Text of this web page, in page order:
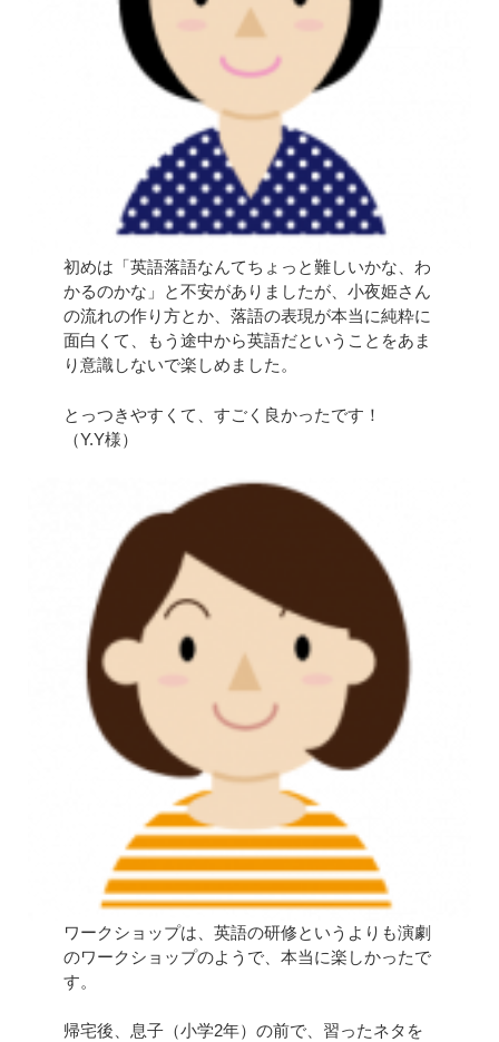
初めは「英語落語なんてちょっと難しいかな、わ
かるのかな」と不安がありましたが、小夜姫さん
の流れの作り方とか、落語の表現が本当に純粋に
面白くて、もう途中から英語だということをあま
り意識しないで楽しめました。
とっつきやすくて、すごく良かったです！
（Y.Y様）
ワークショップは、英語の研修というよりも演劇
のワークショップのようで、本当に楽しかったで
す。
帰宅後、息子（小学2年）の前で、習ったネタを